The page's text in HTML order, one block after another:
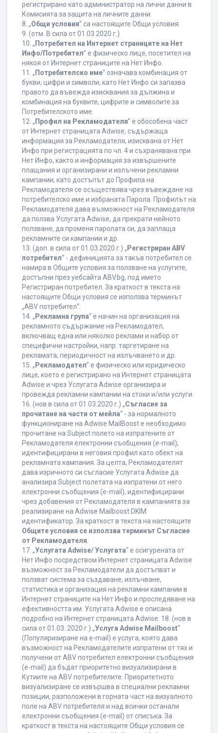
регистрирано като администратор на лични данни в
Комисията за защита на личните данни.
8. „Общи условия” са настоящите Общи условия.
9. (отм. В сила от 01.03.2020 г.)
10. „ Потребител на Интернет страниците на Нет
Инфо/Потребител” е физическо лице, посетител на
някоя от Интернет страниците на Нет Инфо.
11. „ Потребителско име“ означава комбинация от
букви, цифри и символи, като Нет Инфо си запазва
правото да въвежда изисквания за дължина и
комбинация на буквите, цифрите и символите за
Потребителското име.
12. „ Профил на Рекламодателя” е обособена част
от Интернет страницата Adwise, съдържаща
информация за Рекламодателя, изисквана от Нет
Инфо при регистрацията по чл. 4 и съхранявана при
Нет Инфо, както и информация за извършените
плащания и организирани и излъчени рекламни
кампании, като достъпът до Профила на
Рекламодателя се осъществява чрез въвеждане на
потребителско име и избраната Парола. Профилът на
Рекламодателя дава възможност на Рекламодателя
да ползва Услугата Adwise, да прекрати нейното
ползване, да променя паролата си, да заплаща
рекламните си кампании и др.
13. (доп. в сила от 01.03.2020 г.) „ Регистриран ABV
потребител“ - дефиницията за такъв потребител се
намира в Общите условия за ползване на услугите,
достъпни през уебсайта ABV.bg, под името
Регистриран потребител. За краткост в текста на
настоящите Общи условия се използва терминът
„ABV потребител“.
14. „ Рекламна група“ е начин на организация на
рекламното съдържание на Рекламодател,
включващ една или няколко реклами и набор от
специфични настройки, напр. таргетиране на
рекламата, периодичност на излъчването и др.
15. „ Рекламодател” е физическо или юридическо
лице, което е регистрирано на Интернет страницата
Adwise и чрез Услугата Adwise организира и
провежда рекламни кампании на стоки и/или услуги.
16. (нов в сила от 01.03.2020 г.) „Съгласие за
прочитане на части от мейла“ - за нормалното
функциониране на Adwise MailBoost е необходимо
прочитане на Subject полето на изпратените от
Рекламодателя електронни съобщения (e-mail),
идентифицирани в неговия профил като обект на
рекламната кампания. За целта, Рекламодателят
дава изричното си съгласие Услугата Adwise да
анализира Subject полетата на изпратени от него
електронни съобщения (e-mail), идентифицирани
чрез добавения от Рекламодателя в кампанията за
реализиране на Adwise Mailboost DKIM
идентификатор. За краткост в текста на настоящите
Общите условия се използва терминът Съгласие
от Рекламодателя
17. „Услугата Adwise/ Услугата“ е осигурената от
Нет Инфо посредством Интернет страницата Adwise
възможност за Рекламодатели да достъпват и
ползват система за създаване, излъчване,
статистика и организация на рекламни кампании в
Интернет страниците на Нет Инфо и проследяване на
ефективността им. Услугата Adwise е описана
подробно на Интернет страницата Adwise. 18. (нов в
сила от 01.03..2020 г.) „Услуга Adwise Mailboost“
(Популяризиране на e-mail) е услуга, която дава
възможност на Рекламодателите изпратени от тях и
получени от ABV потребител електронни съобщения
(e-mail) да бъдат приоритетно визуализирани в
Кутиите на ABV потребителите. Приоритетното
визуализиране се извършва в специални рекламни
позиции, разположени в горната част на визуалното
поле на ABV потребителя и над всички останали
електронни съобщения (e-mail) от списъка. За
краткост в текста на настоящите Общи условия се